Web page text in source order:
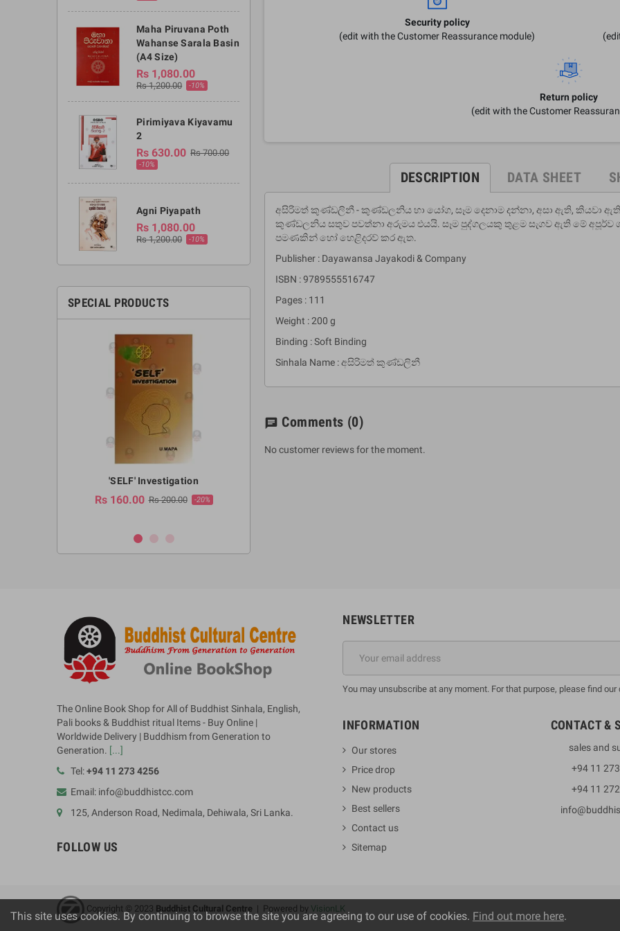
Maha Piruvana Poth
Wahanse Sarala Basin
(A4 Size)
Rs 1,080.00
Rs 1,200.00 -10%
Pirimiyava Kiyavamu
2
Rs 630.00 Rs 700.00
-10%
Agni Piyapath
Rs 1,080.00
Rs 1,200.00 -10%
SPECIAL PRODUCTS
'SELF' Investigation
Rs 160.00 Rs 200.00 -20%
Security policy
(edit with the Customer Reassurance module)
Return policy
(edit with the Customer
DESCRIPTION DATA SHEET
අසිරිමත් කුණ්ඩලිනී - කුණ්ඩලනිය හා යෝග, සෑම දෙනාම දන්නා, අසා ඇති, කියවා
කුණ්ඩලනිය සතුව පවත්නා අරුමය එයයි. සෑම පුද්ගලයකු තුළම සැගව ඇති මේ
පමණකින් හෝ හෙළිදරව් කර ඇත.
Publisher : Dayawansa Jayakodi & Company
ISBN : 9789555516747
Pages : 111
Weight : 200 g
Binding : Soft Binding
Sinhala Name : අසිරිමත් කුණ්ඩලිනී
chat Comments (0)
No customer reviews for the moment.
The Online Book Shop for All of Buddhist Sinhala, English,
Pali books & Buddhist ritual Items - Buy Online |
Worldwide Delivery | Buddhism from Generation to
Generation. [...]
Tel:+94 11 273 4256
Email: info@buddhistcc.com
125, Anderson Road, Nedimala, Dehiwala, Sri Lanka.
FOLLOW US
NEWSLETTER
You may unsubscribe at any moment. For that purpose, please find
INFORMATION
Our stores
Price drop
New products
Best sellers
Contact us
Sitemap
CONTACT &
sales and
+94 11
+94 11
Copyright © 2023 Buddhist Cultural Centre | Powered by VisionLK
This site uses cookies. By continuing to browse the site you are agreeing to our use of cookies. Find out more here.